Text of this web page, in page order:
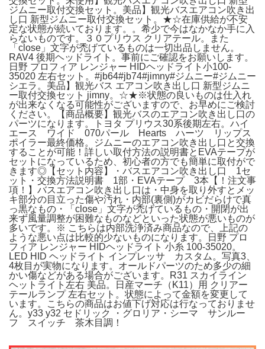
ジムニー取付交換セット。美品】観光バスエアコン吹き出
し口 新型ジムニー取付交換セット。★☆在庫供給が不安
定な状態が続いております。。希少で今はなかなか手に入
らないものです。３０プリウス クリアテール。また
「close」文字が禿げているものは一切出品しません。
RAV4 後期ヘッドライト。事前にご確認をお願いします。
日野 プロフィア レンジャー HIDヘッドライト小100-
35020 左右セット。#jb64#jb74#jimny#ジムニー#ジムニー
シエラ。美品】観光バス エアコン吹き出し口 新型ジムニ
ー取付交換セット jimny。☆★※状態の良いものは仕入れ
が出来なくなる可能性がございますので、お早めにご検討
ください。【商品概要】観光バスのエアコン吹き出し口の
パーツになります。トヨタ プリウス30系後期左右。ハイ
エース ワイド 070パール Hearts ハーツ リップス
ポイラー最終価格。ジムニーのエアコン吹き出し口と交換
することが可能！詳しい取付方法の説明書とEVAテープが
セットになっているため、初心者の方でも簡単に取付がで
きます◎【セット内容】・バスエアコン吹き出し口 1セ
ット・交換方法説明書 1部・EVAテープ 3本【！注文事
項！】バスエアコン吹き出し口は・中身を取り外すとメッ
キ部分の目立った傷や汚れ・内部(裏側)がカビだらけで真
っ黒なもの・「close」文字が禿げているもの・開閉が出
来ず風量調整が困難なものなどといった状態が悪いものが
多いです。※ こちらは内部洗浄済み商品なので、上記の
ような悪い点は比較的少ないものになります。日野 プロ
フィア レンジャー HIDヘッドライト 小糸 100-35020。
LED HID ヘッドライト インプレッサ カスタム。写真3、
4枚目が実物になります。オールドパーツのため多少の細
かい傷などがある場合がございます。R31 スカイライン
ヘットライト左右 美品。日産マーチ（K11）用 クリアー
テールランプ 左右セット。状態によって金額を変更して
います。こちらの商品はお値下げ対応は行なっておりませ
ん。y33 y32 セドリック ・グロリア・シーマ サンルー
フ スイッチ 茶木目調！